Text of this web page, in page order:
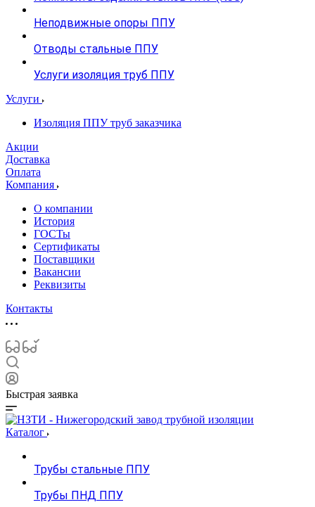
Неподвижные опоры ППУ
Отводы стальные ППУ
Услуги изоляция труб ППУ
Услуги
Изоляция ППУ труб заказчика
Акции
Доставка
Оплата
Компания
О компании
История
ГОСТы
Сертификаты
Поставщики
Вакансии
Реквизиты
Контакты
Быстрая заявка
Каталог
Трубы стальные ППУ
Трубы ПНД ППУ